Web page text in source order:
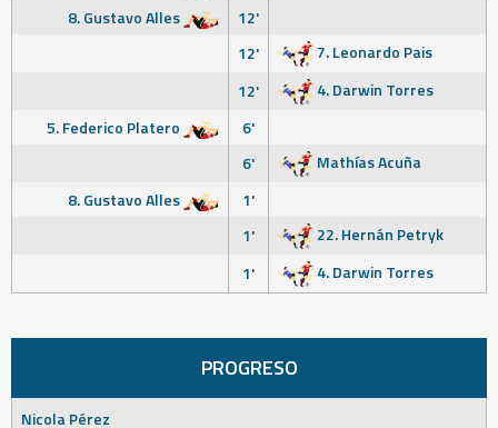
8. Gustavo Alles
12'
12'
7. Leonardo Pais
12'
4. Darwin Torres
5. Federico Platero
6'
6'
Mathías Acuña
8. Gustavo Alles
1'
1'
22. Hernán Petryk
1'
4. Darwin Torres
PROGRESO
Nicola Pérez